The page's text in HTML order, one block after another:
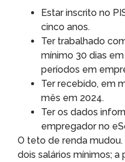
Estar inscrito no
cinco anos.
Ter trabalhado
mínimo 30 dias
períodos em
Ter recebido, em
mês em 2024.
Ter os dados
empregador no
O teto de renda
dois salários mínimos;